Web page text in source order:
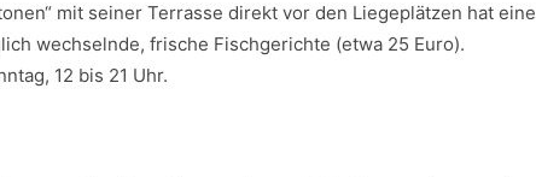
mit seiner Terrasse direkt vor den Liegeplätzen hat eine
wechselnde, frische Fischgerichte (etwa 25 Euro).
12 bis 21 Uhr.